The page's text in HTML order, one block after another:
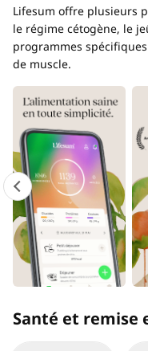
Lifesum offre plusieurs
le régime cétogène, le
programmes
de muscle.
Santé et remise